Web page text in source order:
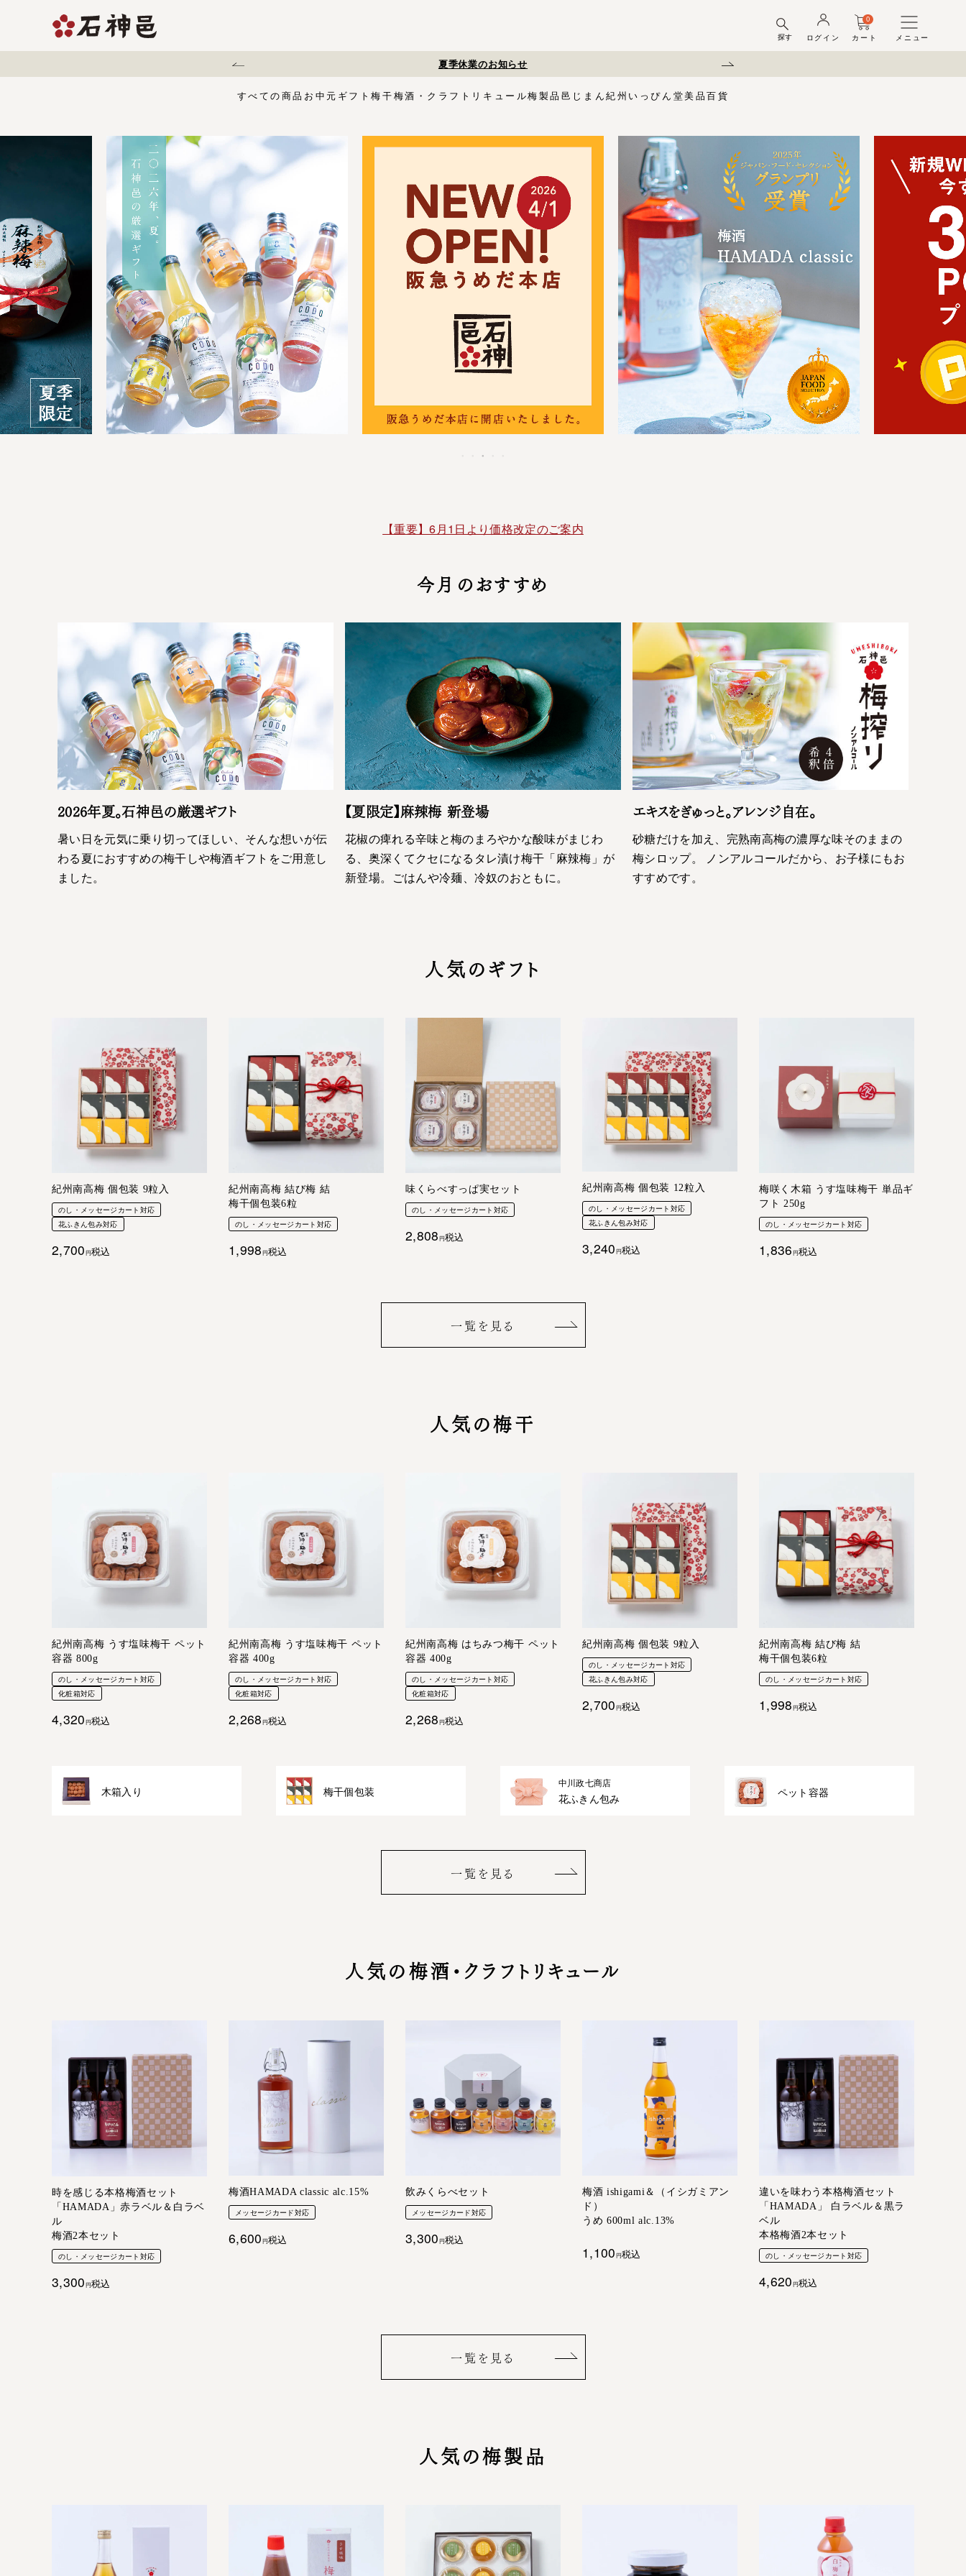
探す ログイン カート
0
メニュー
夏季休業のお知らせ
すべての商品 お中元 ギフト
お中元・夏ギフトギフトセット花ふきん包み対応商品梅咲く木箱シリーズ梅干個包装 梅酒ギフトセット
1,000円〜
梅干
【夏限定】麻辣梅 味くらべセット うす塩味梅干 邑咲（むらさき）こく旨梅干はちみつ梅干みかん梅 かつお味梅しそ漬梅干 しそ漬小梅
ちびっこ梅
有機栽培の梅干
五穀酢仕立て 中川政七商店
花ふきん包み
ペット容器
梅酒・クラフトリキュール
梅酒HAMADA梅酒ishigami&Orchard CODO梅酒ギフトセット
梅製品
ジュース・スイーツ 梅搾りゴールデンピューレ梅あぶらシリーズ梅肉梅エキス 梅酢梅干ラボ
邑じまん
梅酢もみしそ
紀州いっぴん堂美品百貨
【重要】6月1日より価格改定のご案内
今月のおすすめ
2026年夏。石神邑の厳選ギフト
暑い日を元気に乗り切ってほしい、そんな想いが伝
わる夏におすすめの梅干しや梅酒ギフトをご用意し
ました。
【夏限定】麻辣梅 新登場
花椒の痺れる辛味と梅のまろやかな酸味がまじわ
る、奥深くてクセになるタレ漬け梅干「麻辣梅」が
新登場。ごはんや冷麺、冷奴のおともに。
エキスをぎゅっと。アレンジ自在。
砂糖だけを加え、完熟南高梅の濃厚な味そのままの
梅シロップ。 ノンアルコールだから、お子様にもお
すすめです。
人気のギフト
紀州南高梅 個包装 9粒入
のし・メッセージカート対応
花ふきん包み対応
2,700 税込
紀州南高梅 結び梅 結
梅干個包装6粒
のし・メッセージカート対応
1,998 税込
味くらべすっぱ実セット
のし・メッセージカート対応
2,808 税込
紀州南高梅 個包装 12粒入
のし・メッセージカート対応
花ふきん包み対応
3,240 税込
梅咲く木箱 うす塩味梅干 単品ギ
フト 250g
のし・メッセージカート対応
1,836 税込
一覧を見る
人気の梅干
紀州南高梅 うす塩味梅干 ペット
容器 800g
のし・メッセージカート対応
化粧箱対応
4,320 税込
紀州南高梅 うす塩味梅干 ペット
容器 400g
のし・メッセージカート対応
化粧箱対応
2,268 税込
紀州南高梅 はちみつ梅干 ペット
容器 400g
のし・メッセージカート対応
化粧箱対応
2,268 税込
紀州南高梅 個包装 9粒入
のし・メッセージカート対応
花ふきん包み対応
2,700 税込
紀州南高梅 結び梅 結
梅干個包装6粒
のし・メッセージカート対応
1,998 税込
木箱入り 梅干個包装
中川政七商店
花ふきん包み ペット容器
一覧を見る
人気の梅酒・クラフトリキュール
時を感じる本格梅酒セット
「HAMADA」赤ラベル＆白ラベ
ル
梅酒2本セット
のし・メッセージカート対応
3,300 税込
梅酒HAMADA classic alc.15%
メッセージカード対応
6,600 税込
飲みくらべセット
メッセージカード対応
3,300 税込
梅酒 ishigami＆（イシガミアン
ド）
うめ 600ml alc.13%
1,100 税込
違いを味わう本格梅酒セット
「HAMADA」 白ラベル＆黒ラ
ベル
本格梅酒2本セット
のし・メッセージカート対応
4,620 税込
一覧を見る
人気の梅製品